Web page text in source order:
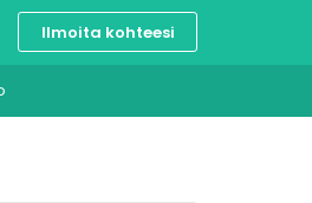
Ilmoita kohteesi